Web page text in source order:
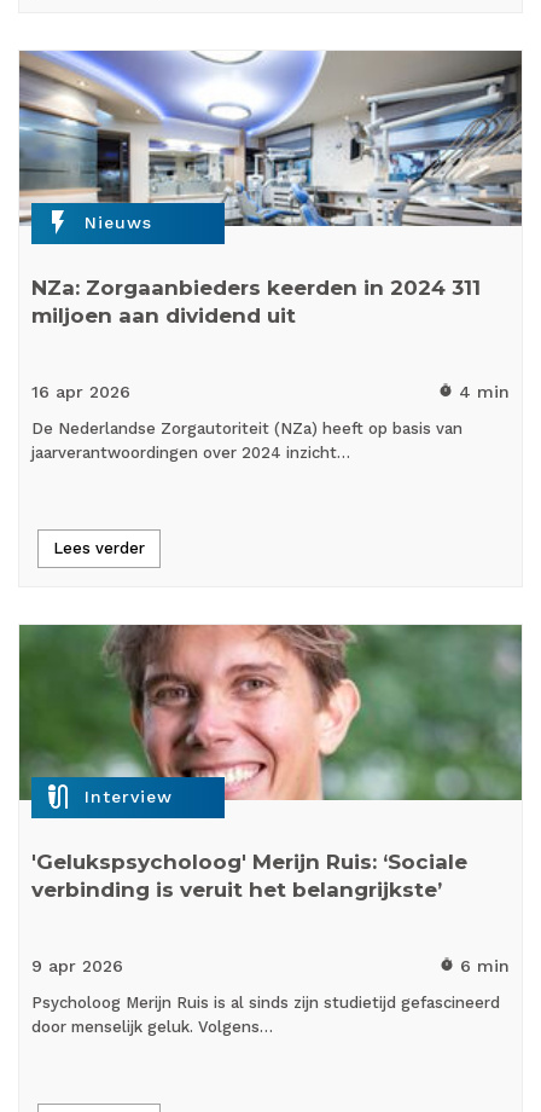
flash_on Nieuws
NZa: Zorgaanbieders keerden in 2024 311
miljoen aan dividend uit
16 apr 2026 timer 4 min
De Nederlandse Zorgautoriteit (NZa) heeft op basis van
jaarverantwoordingen over 2024 inzicht…
Lees verder
mic_external_on Interview
'Gelukspsycholoog' Merijn Ruis: ‘Sociale
verbinding is veruit het belangrijkste’
9 apr 2026 timer 6 min
Psycholoog Merijn Ruis is al sinds zijn studietijd gefascineerd
door menselijk geluk. Volgens…